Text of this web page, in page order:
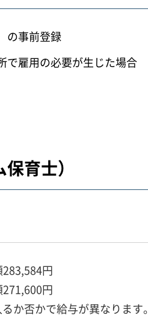
の事前登録
雇用の必要が生じた場合
育士）
円
円
か否かで給与が異なります。